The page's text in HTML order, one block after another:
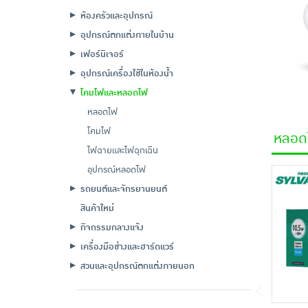
ห้องครัวและอุปกรณ์
อุปกรณ์ตกแต่งภายในบ้าน
เฟอร์นิเจอร์
อุปกรณ์เครื่องใช้ในห้องน้ำ
โคมไฟและหลอดไฟ
หลอดไฟ
โคมไฟ
ไฟฉายและไฟฉุกเฉิน
อุปกรณ์หลอดไฟ
รถยนต์และจักรยานยนต์
สินค้าใหม่
กิจกรรมกลางแจ้ง
เครื่องมือช่างและฮาร์ดแวร์
สวนและอุปกรณ์ตกแต่งภายนอก
หลอ